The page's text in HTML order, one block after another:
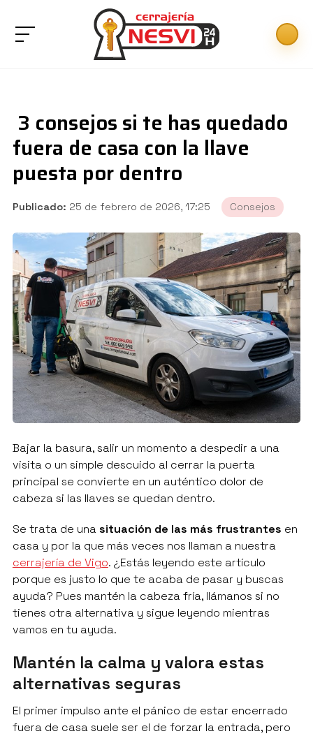
3 consejos si te has quedado
fuera de casa con la llave
puesta por dentro
Publicado: 25 de febrero de 2026, 17:25 Consejos
Bajar la basura, salir un momento a despedir a una
visita o un simple descuido al cerrar la puerta
principal se convierte en un auténtico dolor de
cabeza si las llaves se quedan dentro.
Se trata de unasituación de las más frustrantes en
casa y por la que más veces nos llaman a nuestra
cerrajería de Vigo. ¿Estás leyendo este artículo
porque es justo lo que te acaba de pasar y buscas
ayuda? Pues mantén la cabeza fría, llámanos si no
tienes otra alternativa y sigue leyendo mientras
vamos en tu ayuda.
Mantén la calma y valora estas
alternativas seguras
El primer impulso ante el pánico de estar encerrado
fuera de casa suele ser el de forzar la entrada, pero